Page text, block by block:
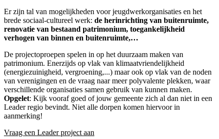
Er zijn tal van mogelijkheden voor jeugdwerkorganisaties en het
brede sociaal-cultureel werk: de herinrichting van buitenruimte,
renovatie van bestaand patrimonium, toegankelijkheid
verhogen van binnen en buitenruimte,…
De projectoproepen spelen in op het duurzaam maken van
patrimonium. Enerzijds op vlak van klimaatvriendelijkheid
(energiezuinigheid, vergroening,...) maar ook op vlak van de noden
van verenigingen en de vraag naar meer polyvalente plekken, waar
verschillende organisaties samen gebruik van kunnen maken.
Opgelet: Kijk vooraf goed of jouw gemeente zich al dan niet in een
Leader regio bevindt. Niet alle dorpen komen hiervoor in
aanmerking!
Vraag een Leader project aan